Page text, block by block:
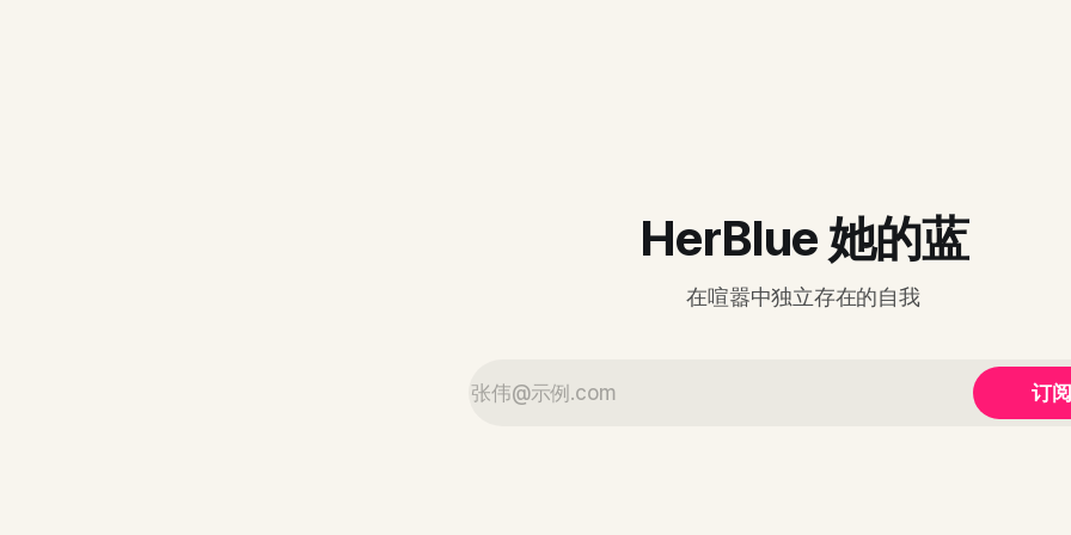
HerBlue 她的蓝
在喧嚣中独立存在的自我
订阅